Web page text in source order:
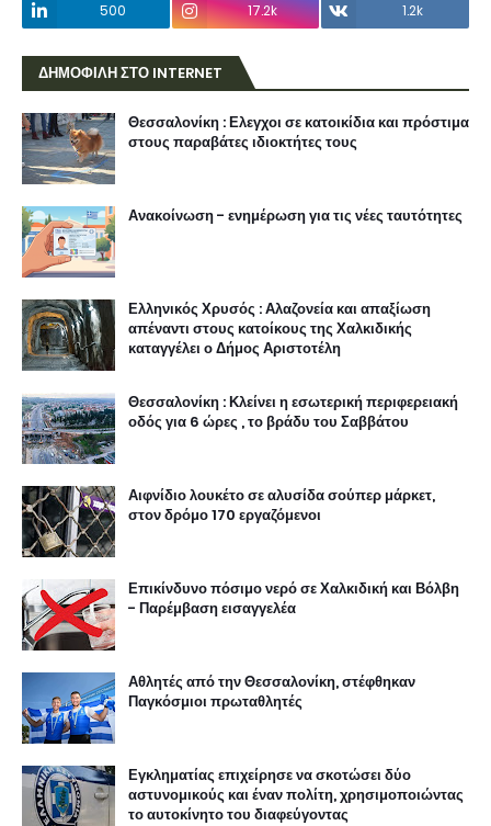
500
17.2k 1.2k
ΔΗΜΟΦΙΛΗ ΣΤΟ INTERNET
Θεσσαλονίκη : Ελεγχοι σε κατοικίδια και πρόστιμα
στους παραβάτες ιδιοκτήτες τους
Ανακοίνωση - ενημέρωση για τις νέες ταυτότητες
Ελληνικός Χρυσός : Αλαζονεία και απαξίωση
απέναντι στους κατοίκους της Χαλκιδικής
καταγγέλει ο Δήμος Αριστοτέλη
Θεσσαλονίκη : Κλείνει η εσωτερική περιφερειακή
οδός για 6 ώρες , το βράδυ του Σαββάτου
Αιφνίδιο λουκέτο σε αλυσίδα σούπερ μάρκετ,
στον δρόμο 170 εργαζόμενοι
Επικίνδυνο πόσιμο νερό σε Χαλκιδική και Βόλβη
- Παρέμβαση εισαγγελέα
Αθλητές από την Θεσσαλονίκη, στέφθηκαν
Παγκόσμιοι πρωταθλητές
Εγκληματίας επιχείρησε να σκοτώσει δύο
αστυνομικούς και έναν πολίτη, χρησιμοποιώντας
το αυτοκίνητο του διαφεύγοντας